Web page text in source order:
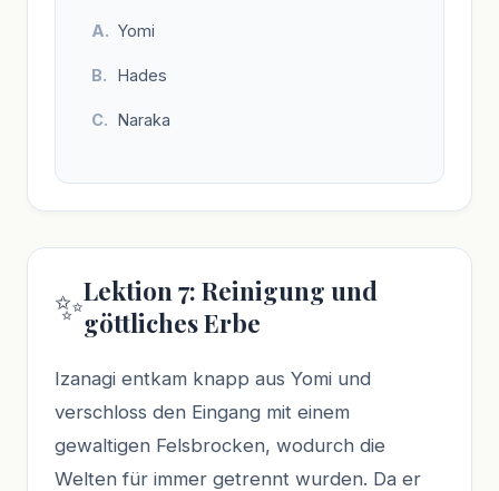
Yomi
Hades
Naraka
✨Lektion 7: Reinigung und
göttliches Erbe
Izanagi entkam knapp aus Yomi und
verschloss den Eingang mit einem
gewaltigen Felsbrocken, wodurch die
Welten für immer getrennt wurden. Da er